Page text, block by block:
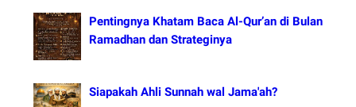
Pentingnya Khatam Baca Al-Qur’an di Bulan
Ramadhan dan Strateginya
Siapakah Ahli Sunnah wal Jama'ah?